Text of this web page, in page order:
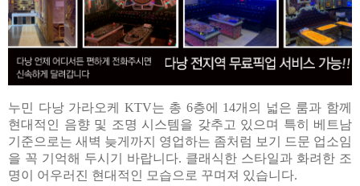
누민 다낭 가라오케 KTV는 총 6층에 14개의 넓은 룸과 함께
현대적인 음향 및 조명 시스템을 갖추고 있으며 특히 베트남
기준으로는 새벽 늦게까지 영업하는 좀처럼 보기 드문 업소임
을 꼭 기억해 두시기 바랍니다. 클래식한 스타일과 화려한 조
명이 어우러진 현대적인 모습으로 꾸며져 있습니다.